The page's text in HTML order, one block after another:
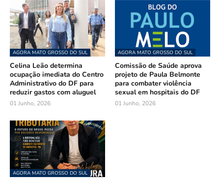
AGORA MATO GROSSO DO SUL
Celina Leão determina
ocupação imediata do Centro
Administrativo do DF para
reduzir gastos com aluguel
01 Junho, 2026
AGORA MATO GROSSO DO SUL
Comissão de Saúde aprova
projeto de Paula Belmonte
para combater violência
sexual em hospitais do DF
01 Junho, 2026
AGORA MATO GROSSO DO SUL